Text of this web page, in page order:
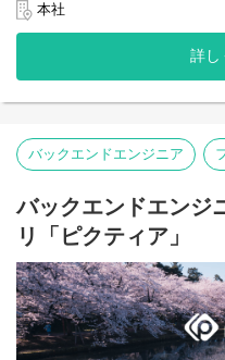
<業務内容>
本プロジェクトにおけるフロ
ービスのユーザーインターフ
開発の中核を担います。
ト。
・ブロックチェーンと連携す
設計・改善。
本社
詳し
バックエンドエンジニア
バックエンドエンジ
リ「ピクティア」